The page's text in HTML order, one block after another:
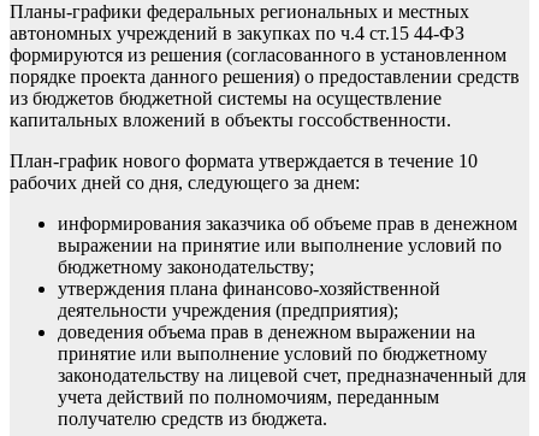
Планы-графики федеральных региональных и местных
автономных учреждений в закупках по ч.4 ст.15 44-ФЗ
формируются из решения (согласованного в установленном
порядке проекта данного решения) о предоставлении средств
из бюджетов бюджетной системы на осуществление
капитальных вложений в объекты госсобственности.
План-график нового формата утверждается в течение 10
рабочих дней со дня, следующего за днем:
информирования заказчика об объеме прав в денежном
выражении на принятие или выполнение условий по
бюджетному законодательству;
утверждения плана финансово-хозяйственной
деятельности учреждения (предприятия);
доведения объема прав в денежном выражении на
принятие или выполнение условий по бюджетному
законодательству на лицевой счет, предназначенный для
учета действий по полномочиям, переданным
получателю средств из бюджета.